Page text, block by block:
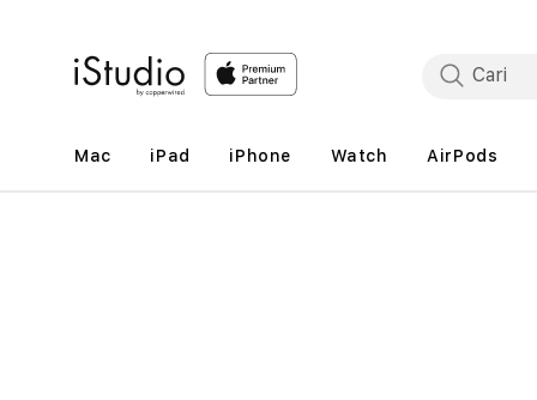
Mac iPad iPhone Watch AirPods